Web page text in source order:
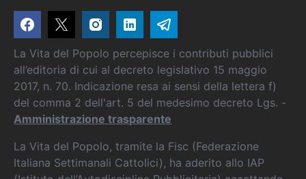
La Vita del Popolo percepisce i contributi pubblici
all’editoria di cui al decreto legislativo 15 maggio
2017, n. 70. Indicazione resa ai sensi della lettera f)
del comma 2 dell'art. 5 del medesimo decreto Lgs. -
Amministrazione trasparente
La Vita del Popolo, tramite la Fisc (Federazione
Italiana Settimanali Cattolici), ha aderito allo IAP